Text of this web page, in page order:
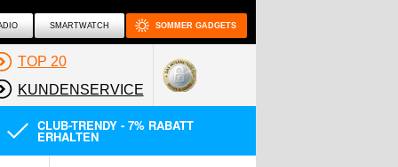
SMARTWATCH SOMMER GADGETS
TOP 20
KUNDENSERVICE
CLUB-TRENDY - 7% RABATT
ERHALTEN